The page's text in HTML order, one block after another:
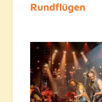
Rundflügen